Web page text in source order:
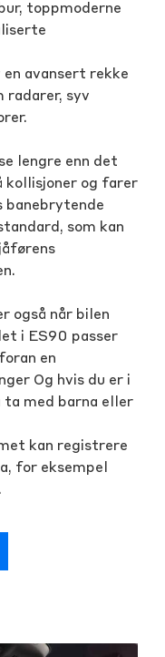
toppmoderne
avansert rekke
radarer, syv
lengre enn det
kollisjoner og farer
banebrytende
som kan
også når bilen
i ES90 passer
en
Og hvis du er i
med barna eller
kan registrere
for eksempel